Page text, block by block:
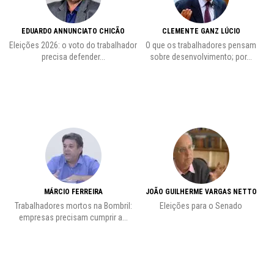
EDUARDO ANNUNCIATO CHICÃO
Eleições 2026: o voto do trabalhador
precisa defender...
MÁRCIO FERREIRA
Trabalhadores mortos na Bombril:
empresas precisam cumprir a...
CLEMENTE GANZ LÚCIO
O que os trabalhadores pensam
sobre desenvolvimento; por...
JOÃO GUILHERME VARGAS NETTO
Eleições para o Senado